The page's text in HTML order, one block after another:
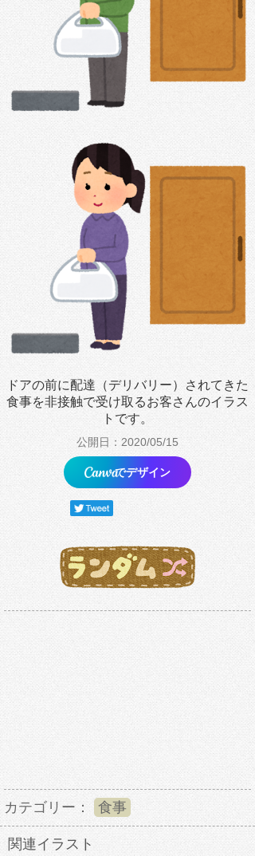
ドアの前に配達（デリバリー）されてきた
食事を非接触で受け取るお客さんのイラス
トです。
公開日：2020/05/15
でデザイン
カテゴリー： 食事
関連イラスト